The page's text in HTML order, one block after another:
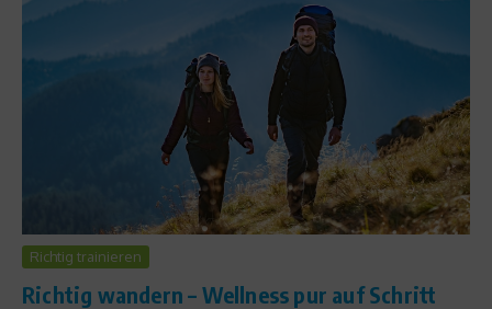
Richtig trainieren
Richtig wandern – Wellness pur auf Schritt